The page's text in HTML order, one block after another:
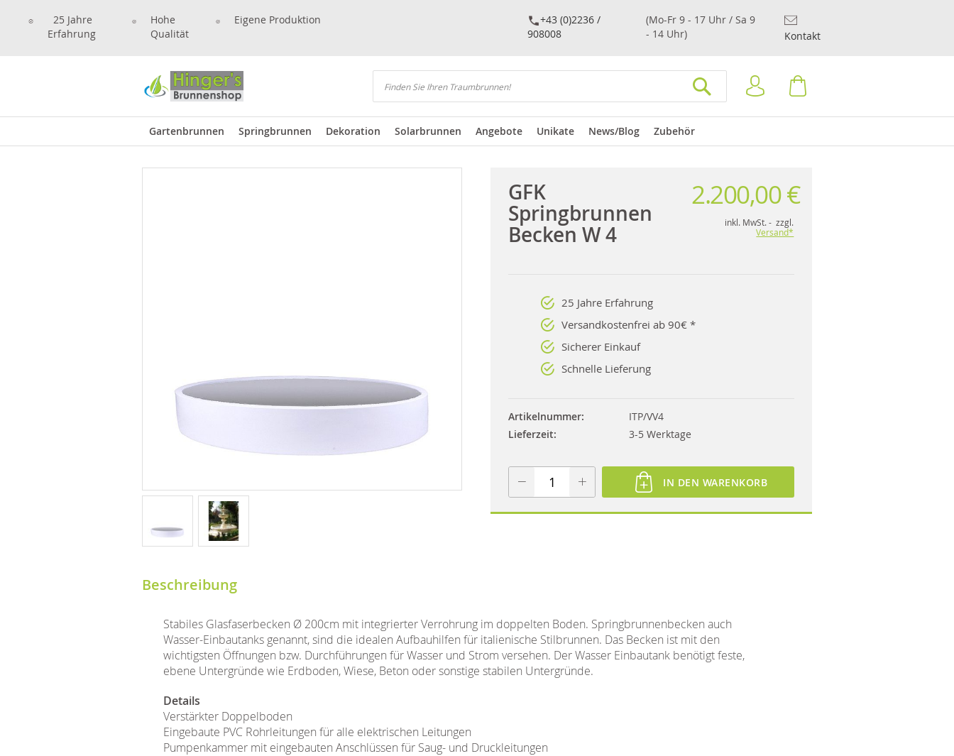
25 Jahre
Erfahrung
Hohe
Qualität
Eigene Produktion
+43 (0)2236 /
908008
(Mo-Fr 9 - 17 Uhr / Sa 9
- 14 Uhr)
Kontakt
Suchen
Anmelden
Gartenbrunnen Springbrunnen Dekoration Solarbrunnen Angebote Unikate News/Blog Zubehör
GFK
Springbrunnen
Becken W 4
2.200,00 €
inkl. MwSt. - zzgl.
Versand*
25 Jahre Erfahrung
Versandkostenfrei ab 90€ *
Sicherer Einkauf
Schnelle Lieferung
Artikelnummer
ITP/VV4
Lieferzeit
3-5 Werktage
IN DEN WARENKORB
Beschreibung
Stabiles Glasfaserbecken Ø 200cm mit integrierter Verrohrung im doppelten Boden. Springbrunnenbecken auch
Wasser-Einbautanks genannt, sind die idealen Aufbauhilfen für italienische Stilbrunnen. Das Becken ist mit den
wichtigsten Öffnungen bzw. Durchführungen für Wasser und Strom versehen. Der Wasser Einbautank benötigt feste,
ebene Untergründe wie Erdboden, Wiese, Beton oder sonstige stabilen Untergründe.
Details
Verstärkter Doppelboden
Eingebaute PVC Rohrleitungen für alle elektrischen Leitungen
Pumpenkammer mit eingebauten Anschlüssen für Saug- und Druckleitungen